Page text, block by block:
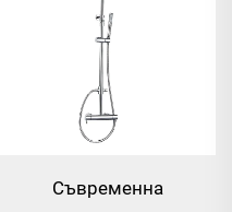
Съвременна